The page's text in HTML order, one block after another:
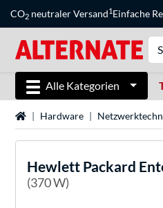
CO2 neutraler Versand1Einfache
Alle Kategorien
StartseiteHardware
Hewlett Packard
(370 W)